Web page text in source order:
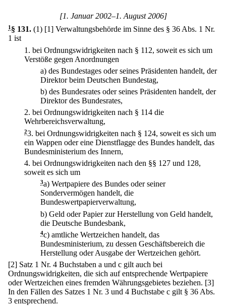
[1. Januar 2002–1. August 2006]
1§ 131. (1) [1] Verwaltungsbehörde im Sinne des § 36 Abs. 1 Nr.
1 ist
1. bei Ordnungswidrigkeiten nach § 112, soweit es sich um
Verstöße gegen Anordnungen
a) des Bundestages oder seines Präsidenten handelt, der
Direktor beim Deutschen Bundestag,
b) des Bundesrates oder seines Präsidenten handelt, der
Direktor des Bundesrates,
2. bei Ordnungswidrigkeiten nach § 114 die
Wehrbereichsverwaltung,
23. bei Ordnungswidrigkeiten nach § 124, soweit es sich um
ein Wappen oder eine Dienstflagge des Bundes handelt, das
Bundesministerium des Innern,
4. bei Ordnungswidrigkeiten nach den §§ 127 und 128,
soweit es sich um
3a) Wertpapiere des Bundes oder seiner
Sondervermögen handelt, die
Bundeswertpapierverwaltung,
b) Geld oder Papier zur Herstellung von Geld handelt,
die Deutsche Bundesbank,
4c) amtliche Wertzeichen handelt, das
Bundesministerium, zu dessen Geschäftsbereich die
Herstellung oder Ausgabe der Wertzeichen gehört.
[2] Satz 1 Nr. 4 Buchstaben a und c gilt auch bei
Ordnungswidrigkeiten, die sich auf entsprechende Wertpapiere
oder Wertzeichen eines fremden Währungsgebietes beziehen. [3]
In den Fällen des Satzes 1 Nr. 3 und 4 Buchstabe c gilt § 36 Abs.
3 entsprechend.